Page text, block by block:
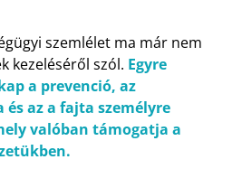
szemlélet ma már nem
kezeléséről szól. Egyre
a prevenció, az
az a fajta személyre
valóban támogatja a